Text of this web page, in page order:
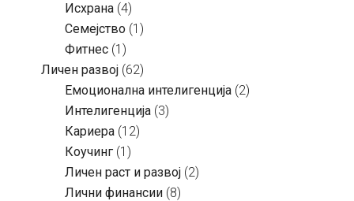
Исхрана (4)
Семејство (1)
Фитнес (1)
Личен развој (62)
Емоционална интелигенција (2)
Интелигенција (3)
Кариера (12)
Коучинг (1)
Личен раст и развој (2)
Лични финансии (8)